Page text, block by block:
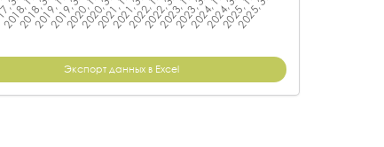
Экспорт данных в Excel